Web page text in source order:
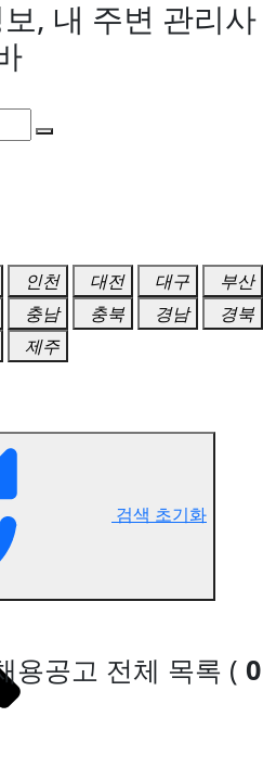
, 내 주변 관리사
인천 대전 대구
부산
충남 충북 경남
경북
제주
검색 초기화
용공고 전체 목록 ( 0